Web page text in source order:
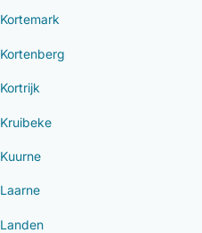
Kortemark
Kortenberg
Kortrijk
Kruibeke
Kuurne
Laarne
Landen